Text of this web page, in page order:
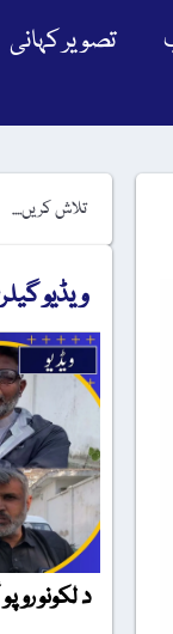
تصویر کہانی
ویڈیو
د لکونو